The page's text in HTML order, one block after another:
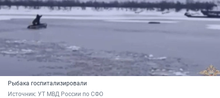
Рыбака госпитализировали
Источник: УТ МВД России по СФО